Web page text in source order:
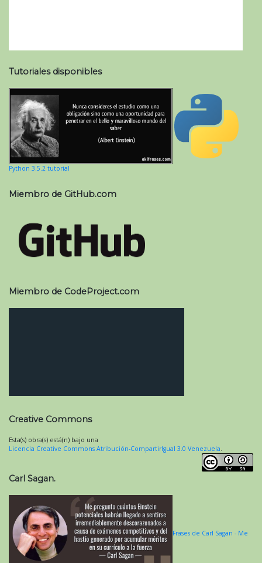
Tutoriales disponibles
Python 3.5.2 tutorial
Miembro de GitHub.com
Miembro de CodeProject.com
Creative Commons
Esta(s) obra(s) está(n) bajo una
Licencia Creative Commons Atribución-CompartirIgual 3.0 Venezuela.
Carl Sagan.
Frases de Carl Sagan - Me